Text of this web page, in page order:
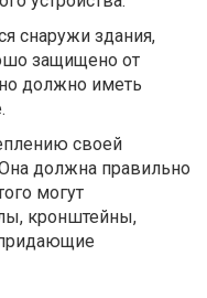
снаружи здания,
защищено от
должно иметь
своей
должна правильно
могут
кронштейны,